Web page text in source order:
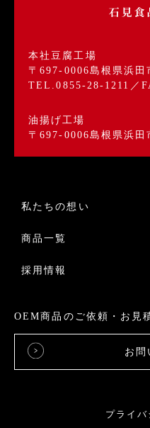
本社豆腐工場
〒697-0006島根県浜田
TEL.0855-28-1211／
油揚げ工場
〒697-0006島根県浜田
私たちの想い
商品一覧
採用情報
OEM商品のご依頼・お見
お問
プライバ